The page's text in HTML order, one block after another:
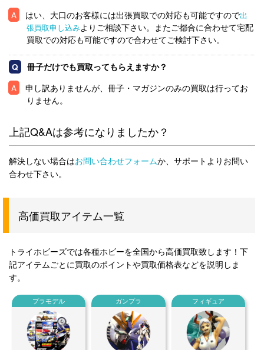
はい、大口のお客様には出張買取での対応も可能ですので出
張買取申し込みよりご相談下さい。またご都合に合わせて宅配
買取での対応も可能ですので合わせてご検討下さい。
冊子だけでも買取ってもらえますか？
申し訳ありませんが、冊子・マガジンのみの買取は行ってお
りません。
上記Q&Aは参考になりましたか？
解決しない場合はお問い合わせフォームか、サポートよりお問い
合わせ下さい。
高価買取アイテム一覧
トライホビーズでは各種ホビーを全国から高価買取致します！下
記アイテムごとに買取のポイントや買取価格表などを説明しま
す。
プラモデル ガンプラ フィギュア